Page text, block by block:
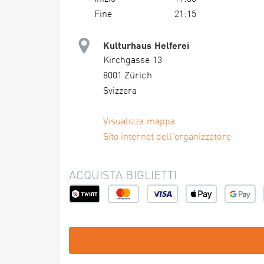
Fine
21:15
Kulturhaus Helferei
Kirchgasse 13
8001 Zürich
Svizzera
Visualizza mappa
Sito internet dell'organizzatore
ACQUISTA BIGLIETTI